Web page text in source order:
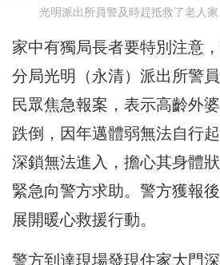
光明派出所員警及時趕抵救了老人家
家中有獨局長者要特別注意
分局光明（永清）派出所警
民眾焦急報案，表示高齡外
跌倒，因年邁體弱無法自行
深鎖無法進入，擔心其身體
緊急向警方求助。警方獲報
展開暖心救援行動。
警方到達現場發現住家大門